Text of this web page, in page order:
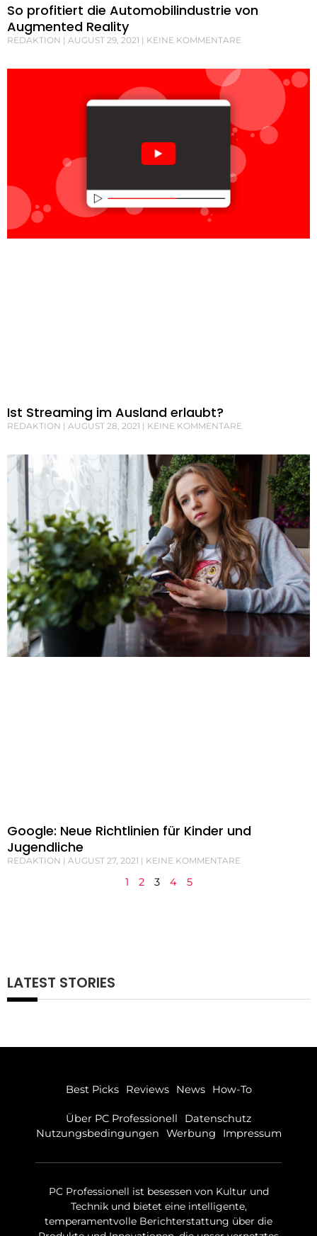
So profitiert die Automobilindustrie von
Augmented Reality
REDAKTION AUGUST 29, 2021 KEINE KOMMENTARE
Ist Streaming im Ausland erlaubt?
REDAKTION AUGUST 28, 2021 KEINE KOMMENTARE
Google: Neue Richtlinien für Kinder und
Jugendliche
REDAKTION AUGUST 27, 2021 KEINE KOMMENTARE
1 2 3 4 5
LATEST STORIES
Best Picks Reviews News How-To
Über PC Professionell
Datenschutz
Nutzungsbedingungen
Werbung Impressum
PC Professionell ist besessen von Kultur und
Technik und bietet eine intelligente,
temperamentvolle Berichterstattung über die